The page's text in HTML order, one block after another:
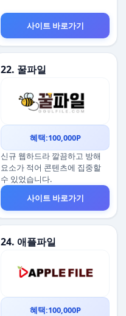
사이트 바로가기
22. 꿀파일
혜택:100,000P
신규 웹하드라 깔끔하고 방해
요소가 적어 콘텐츠에 집중할
수 있었습니다.
사이트 바로가기
24. 애플파일
혜택:100,000P